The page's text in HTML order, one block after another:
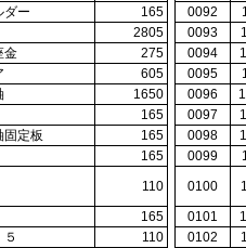
ダー 165 0092
2805 0093
金 275 0094
605 0095
1650 0096
165 0097
固定板 165 0098
165 0099
110 0100
165 0101
110 0102